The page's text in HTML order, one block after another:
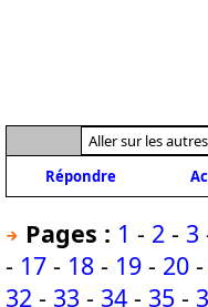
Répondre
Pages : 1 - 2 - 3
- 17 - 18 - 19 - 20 -
32 - 33 - 34 - 35 -